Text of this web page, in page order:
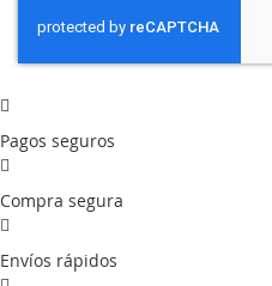
Pagos seguros
Compra segura
Envíos rápidos